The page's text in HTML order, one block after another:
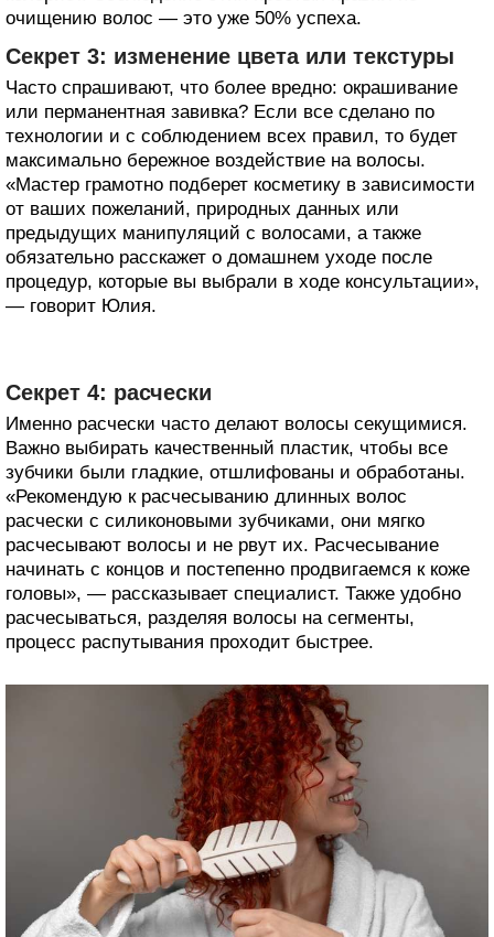
очищению волос — это уже 50% успеха.
Секрет 3: изменение цвета или текстуры
Часто спрашивают, что более вредно: окрашивание
или перманентная завивка? Если все сделано по
технологии и с соблюдением всех правил, то будет
максимально бережное воздействие на волосы.
«Мастер грамотно подберет косметику в зависимости
от ваших пожеланий, природных данных или
предыдущих манипуляций с волосами, а также
обязательно расскажет о домашнем уходе после
процедур, которые вы выбрали в ходе консультации»,
— говорит Юлия.
Секрет 4: расчески
Именно расчески часто делают волосы секущимися.
Важно выбирать качественный пластик, чтобы все
зубчики были гладкие, отшлифованы и обработаны.
«Рекомендую к расчесыванию длинных волос
расчески с силиконовыми зубчиками, они мягко
расчесывают волосы и не рвут их. Расчесывание
начинать с концов и постепенно продвигаемся к коже
головы», — рассказывает специалист. Также удобно
расчесываться, разделяя волосы на сегменты,
процесс распутывания проходит быстрее.